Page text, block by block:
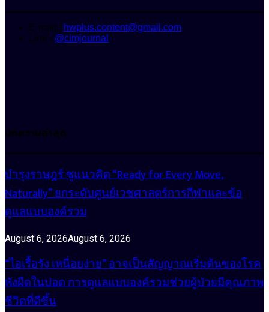
E-mail : hwplus.content@gmail.com
Line : @cimjournal
บทความล่าสุด
บำรุงราษฎร์ ชูแนวคิด “Ready for Every Move,
Naturally” ยกระดับศูนย์เวชศาสตร์การกีฬาและข้อ
ดูแลแบบองค์รวม
August 6, 2026August 6, 2026
“ไอเรื้อรัง เหนื่อยง่าย” อาจเป็นสัญญาณเริ่มต้นของโรค
พังผืดในปอด การดูแลแบบองค์รวมช่วยผู้ป่วยมีคุณภาพ
ชีวิตที่ดีขึ้น